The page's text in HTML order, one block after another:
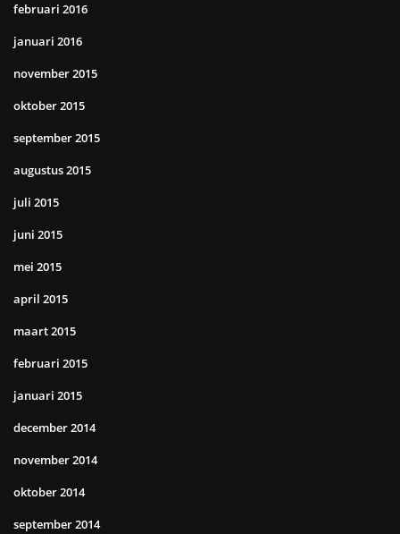
februari 2016
januari 2016
november 2015
oktober 2015
september 2015
augustus 2015
juli 2015
juni 2015
mei 2015
april 2015
maart 2015
februari 2015
januari 2015
december 2014
november 2014
oktober 2014
september 2014